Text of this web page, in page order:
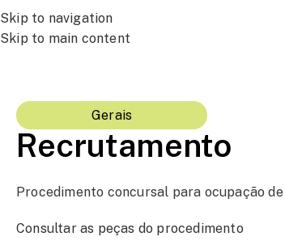
Skip to navigation
Skip to main content
Gerais
Recrutamento
Procedimento concursal para ocupação
Consultar as peças do procedimento